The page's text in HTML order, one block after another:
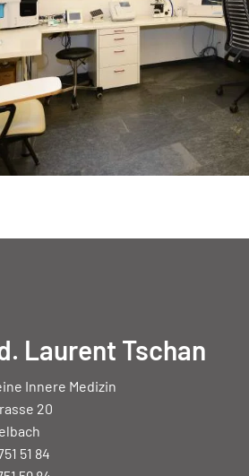
Laurent Tschan
Innere Medizin
20
51 84